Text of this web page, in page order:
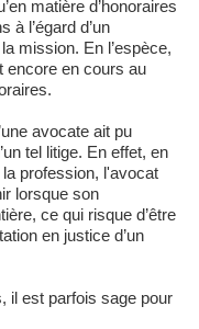
matière d’honoraires
à l’égard d’un
mission. En l’espèce,
encore en cours au
avocate ait pu
tel litige. En effet, en
profession, l'avocat
lorsque son
ce qui risque d’être
en justice d’un
il est parfois sage pour